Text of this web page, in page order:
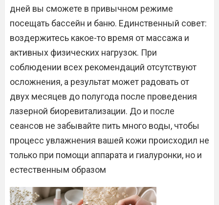
дней вы сможете в привычном режиме
посещать бассейн и баню. Единственный совет:
воздержитесь какое-то время от массажа и
активных физических нагрузок. При
соблюдении всех рекомендаций отсутствуют
осложнения, а результат может радовать от
двух месяцев до полугода после проведения
лазерной биоревитализации. До и после
сеансов не забывайте пить много воды, чтобы
процесс увлажнения вашей кожи происходил не
только при помощи аппарата и гиалуронки, но и
естественным образом